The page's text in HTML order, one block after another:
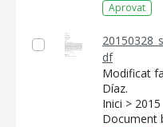
Aprovat
df
Modificat
Díaz.
Inici > 2015
Document